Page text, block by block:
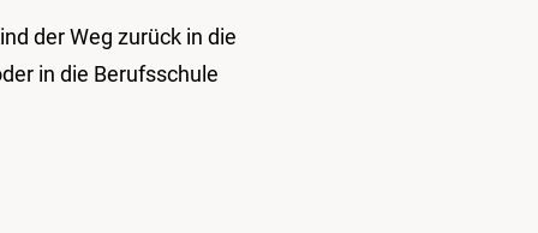
der Weg zurück in die
in die Berufsschule